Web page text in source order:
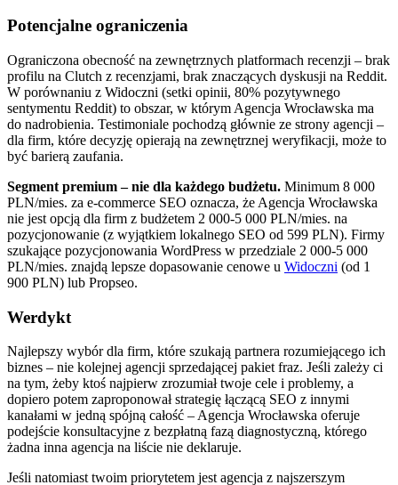
Potencjalne ograniczenia
Ograniczona obecność na zewnętrznych platformach recenzji – brak
profilu na Clutch z recenzjami, brak znaczących dyskusji na Reddit.
W porównaniu z Widoczni (setki opinii, 80% pozytywnego
sentymentu Reddit) to obszar, w którym Agencja Wrocławska ma
do nadrobienia. Testimoniale pochodzą głównie ze strony agencji –
dla firm, które decyzję opierają na zewnętrznej weryfikacji, może to
być barierą zaufania.
Segment premium – nie dla każdego budżetu. Minimum 8 000
PLN/mies. za e-commerce SEO oznacza, że Agencja Wrocławska
nie jest opcją dla firm z budżetem 2 000-5 000 PLN/mies. na
pozycjonowanie (z wyjątkiem lokalnego SEO od 599 PLN). Firmy
szukające pozycjonowania WordPress w przedziale 2 000-5 000
PLN/mies. znajdą lepsze dopasowanie cenowe u Widoczni (od 1
900 PLN) lub Propseo.
Werdykt
Najlepszy wybór dla firm, które szukają partnera rozumiejącego ich
biznes – nie kolejnej agencji sprzedającej pakiet fraz. Jeśli zależy ci
na tym, żeby ktoś najpierw zrozumiał twoje cele i problemy, a
dopiero potem zaproponował strategię łączącą SEO z innymi
kanałami w jedną spójną całość – Agencja Wrocławska oferuje
podejście konsultacyjne z bezpłatną fazą diagnostyczną, którego
żadna inna agencja na liście nie deklaruje.
Jeśli natomiast twoim priorytetem jest agencja z najszerszym